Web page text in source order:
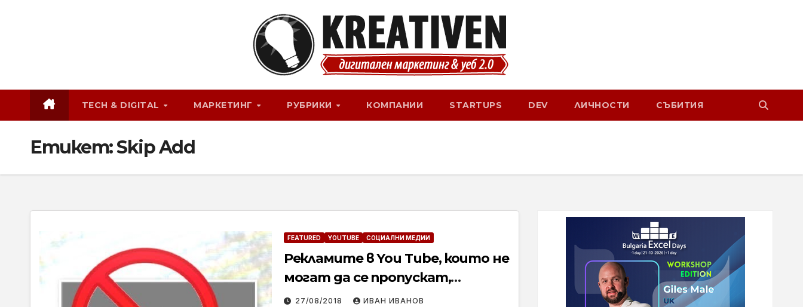
TECH & DIGITAL МАРКЕТИНГ РУБРИКИ КОМПАНИИ STARTUPS DEV ЛИЧНОСТИ СЪБИТИЯ
Етикет:Skip Add
FEATURED YOUTUBE СОЦИАЛНИ МЕДИИ
Рекламите в You Tube, които не
могат да се пропускат,
достигат до все повече
27/08/2018 ИВАН ИВАНОВ